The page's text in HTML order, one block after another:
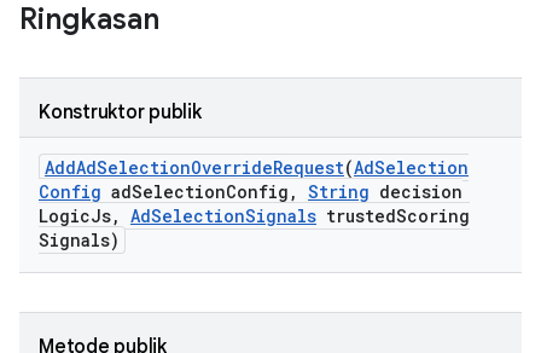
Ringkasan
Konstruktor publik
AddAdSelectionOverrideRequest(AdSelection
Config adSelectionConfig , String decision
LogicJs, AdSelectionSignals trustedScoring
Signals)
Metode publik